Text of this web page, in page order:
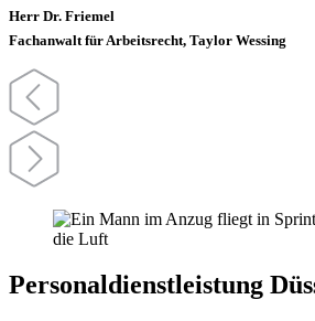
Herr Dr. Friemel
Fachanwalt für Arbeitsrecht, Taylor Wessing
Personaldienstleistung